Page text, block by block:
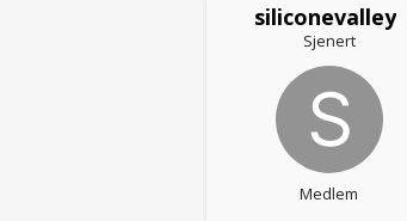
siliconevalley
Sjenert
Medlem